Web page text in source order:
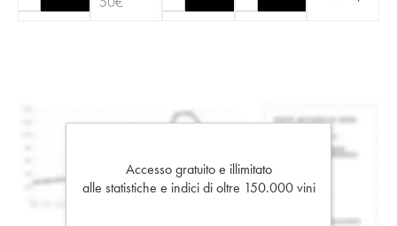
Accesso gratuito e illimitato
alle statistiche e indici di oltre 150.000 vini